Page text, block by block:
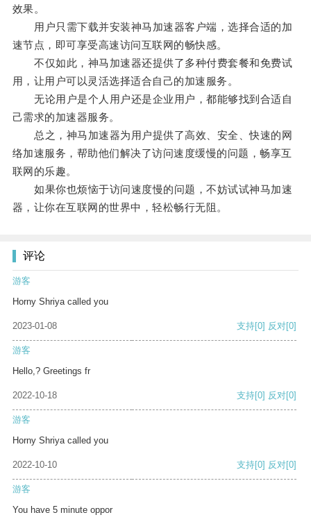
效果。
用户只需下载并安装神马加速器客户端，选择合适的加
速节点，即可享受高速访问互联网的畅快感。
不仅如此，神马加速器还提供了多种付费套餐和免费试
用，让用户可以灵活选择适合自己的加速服务。
无论用户是个人用户还是企业用户，都能够找到合适自
己需求的加速器服务。
总之，神马加速器为用户提供了高效、安全、快速的网
络加速服务，帮助他们解决了访问速度缓慢的问题，畅享互
联网的乐趣。
如果你也烦恼于访问速度慢的问题，不妨试试神马加速
器，让你在互联网的世界中，轻松畅行无阻。
评论
游客
Horny Shriya called you
2023-01-08 支持[0] 反对[0]
游客
Hello,? Greetings fr
2022-10-18 支持[0] 反对[0]
游客
Horny Shriya called you
2022-10-10 支持[0] 反对[0]
游客
You have 5 minute oppor